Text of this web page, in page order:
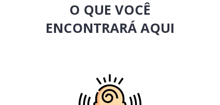
O QUE VOCÊ
ENCONTRARÁ AQUI